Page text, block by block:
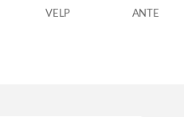
VELP ANTECH